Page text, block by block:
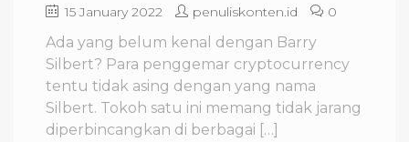
15 January 2022 penuliskonten.id 0
Ada yang belum kenal dengan Barry
Silbert? Para penggemar cryptocurrency
tentu tidak asing dengan yang nama
Silbert. Tokoh satu ini memang tidak jarang
diperbincangkan di berbagai […]